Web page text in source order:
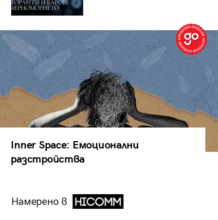
Inner Space: Емоционални
разстройства
Намерено в